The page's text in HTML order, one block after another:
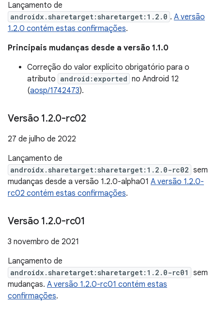
Lançamento de
androidx.sharetarget:sharetarget:1.2.0 . A versão
1.2.0 contém estas confirmações.
Principais mudanças desde a versão 1.1.0
Correção do valor explícito obrigatório para o
atributo android:exported no Android 12
(aosp/1742473).
Versão 1.2.0-rc02
27 de julho de 2022
Lançamento de
androidx.sharetarget:sharetarget:1.2.0-rc02 sem
mudanças desde a versão 1.2.0-alpha01 A versão 1.2.0-
rc02 contém estas confirmações.
Versão 1.2.0-rc01
3 novembro de 2021
Lançamento de
androidx.sharetarget:sharetarget:1.2.0-rc01
sem
mudanças. A versão 1.2.0-rc01 contém estas
confirmações.